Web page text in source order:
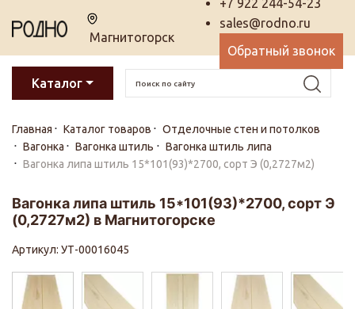
Магнитогорск
+7 922 244-54-23
sales@rodno.ru
Обратный звонок
Каталог
Главная Каталог товаров
Отделочные стен и потолков
Вагонка
Вагонка штиль
Вагонка штиль липа
Вагонка липа штиль 15*101(93)*2700, сорт Э (0,2727м2)
Вагонка липа штиль 15*101(93)*2700, сорт Э
(0,2727м2) в Магнитогорске
Артикул: УТ-00016045